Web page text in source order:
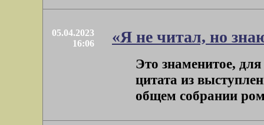
05.04.2023
16:06
«Я не читал, но
Это знаменитое,
цитата из
общем собрании